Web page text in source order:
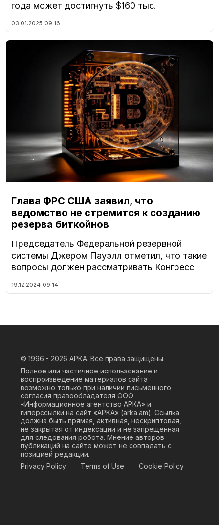
года может достигнуть $160 тыс.
03.01.2025 09:16
Глава ФРС США заявил, что
ведомство не стремится к созданию
резерва биткойнов
Председатель Федеральной резервной
системы Джером Пауэлл отметил, что такие
вопросы должен рассматривать Конгресс
19.12.2024 09:14
© 1996 - 2026 АРКА. Все права защищены.
Полное или частичное использование и
воспроизведение материалов сайта
возможно только при наличии письменного
согласия правообладателя ООО
«Информационное агентство АРКА» и
гиперссылки на сайт «АРКА» (arka.am). Ссылка
должна быть прямая, активная, нескриптовая,
не закрытая от индексации и не запрещенная
для следования робота. Мнение авторов
публикаций на сайте может не совпадать с
позицией редакции.
Privacy Policy
Terms of Use Cookie Policy